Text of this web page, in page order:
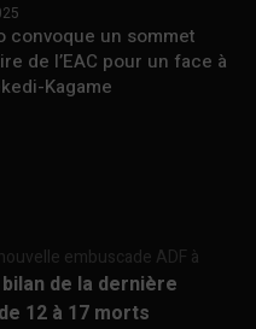
convoque un sommet
de l’EAC pour un face à
Kagame
embuscade ADF à
de la dernière
12 à 17 morts